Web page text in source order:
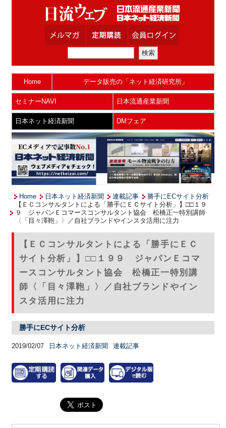
Home データ販売の「ネット経済研究所」
セミナーNAVI 日本流通産業新聞
日本ネット経済新聞 DMフェア
Home 日本ネット経済新聞 連載記事
勝手にECサイト分析
【ＥＣコンサルタントによる「勝手にＥＣサイト分析」】□□１９
９ ジャパンＥコマースコンサルタント協会 松橋正一特別講師
〈「目々澤鞄」〉／自社ブランドやインスタ活用に注力
【ＥＣコンサルタントによる「勝手にＥＣ
サイト分析」】□□１９９ ジャパンＥコマ
ースコンサルタント協会 松橋正一特別講
師〈「目々澤鞄」〉／自社ブランドやイン
スタ活用に注力
勝手にECサイト分析
2019/02/07 日本ネット経済新聞 連載記事